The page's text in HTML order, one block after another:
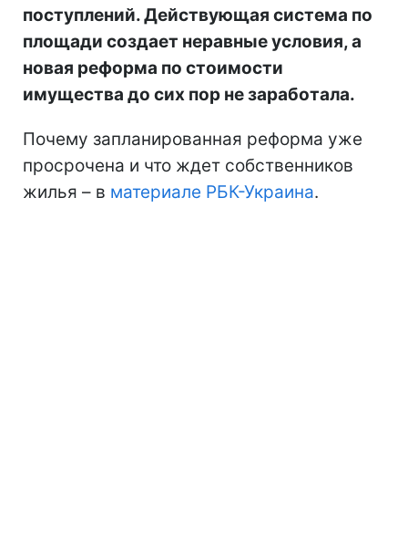
поступлений. Действующая система по
площади создает неравные условия, а
новая реформа по стоимости
имущества до сих пор не заработала.
Почему запланированная реформа уже
просрочена и что ждет собственников
жилья – в материале РБК-Украина.